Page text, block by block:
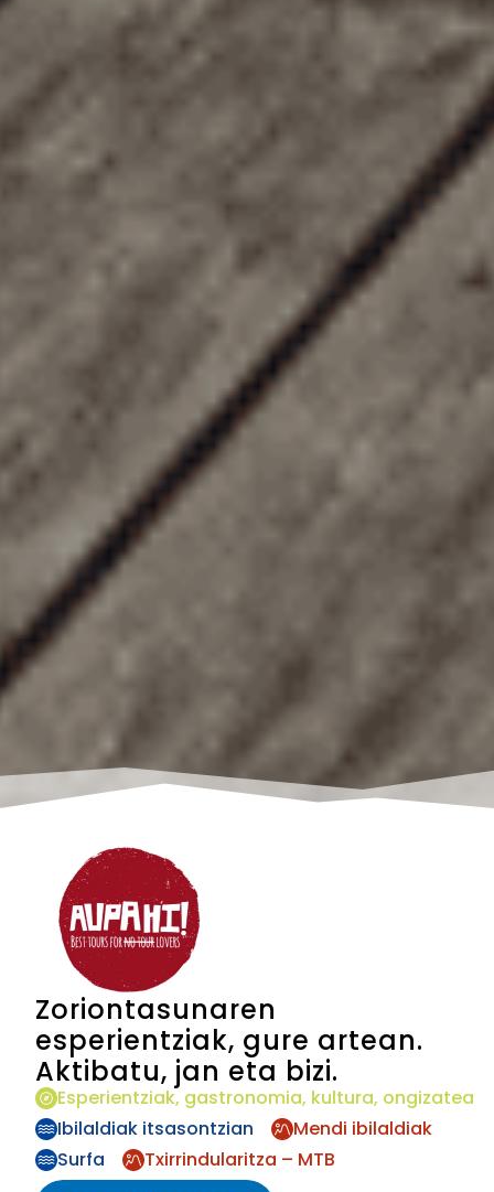
Zoriontasunaren
esperientziak, gure artean.
Aktibatu, jan eta bizi.
Esperientziak, gastronomia, kultura, ongizatea
Ibilaldiak itsasontzian
Mendi ibilaldiak
Surfa
Txirrindularitza – MTB